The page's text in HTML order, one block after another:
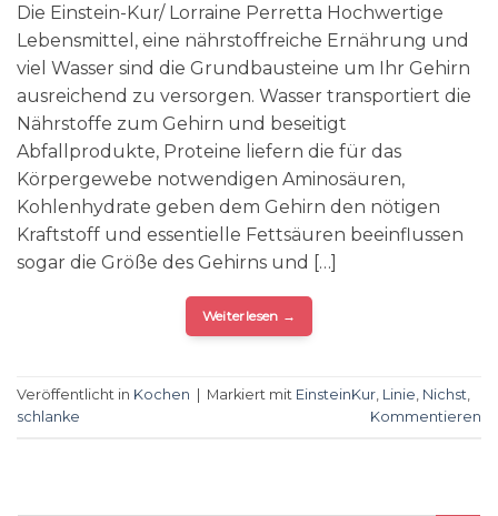
Die Einstein-Kur/ Lorraine Perretta Hochwertige
Lebensmittel, eine nährstoffreiche Ernährung und
viel Wasser sind die Grundbausteine um Ihr Gehirn
ausreichend zu versorgen. Wasser transportiert die
Nährstoffe zum Gehirn und beseitigt
Abfallprodukte, Proteine liefern die für das
Körpergewebe notwendigen Aminosäuren,
Kohlenhydrate geben dem Gehirn den nötigen
Kraftstoff und essentielle Fettsäuren beeinflussen
sogar die Größe des Gehirns und […]
Weiterlesen →
Veröffentlicht in Kochen Markiert mit EinsteinKur Linie Nichst
schlanke
Kommentieren